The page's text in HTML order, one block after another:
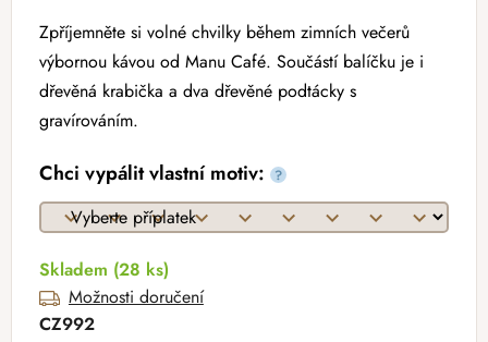
Zpříjemněte si volné chvilky během zimních večerů
výbornou kávou od Manu Café. Součástí balíčku je i
dřevěná krabička a dva dřevěné podtácky s
gravírováním.
Chci vypálit vlastní motiv: ?
Skladem (28 ks)
Možnosti doručení
CZ992